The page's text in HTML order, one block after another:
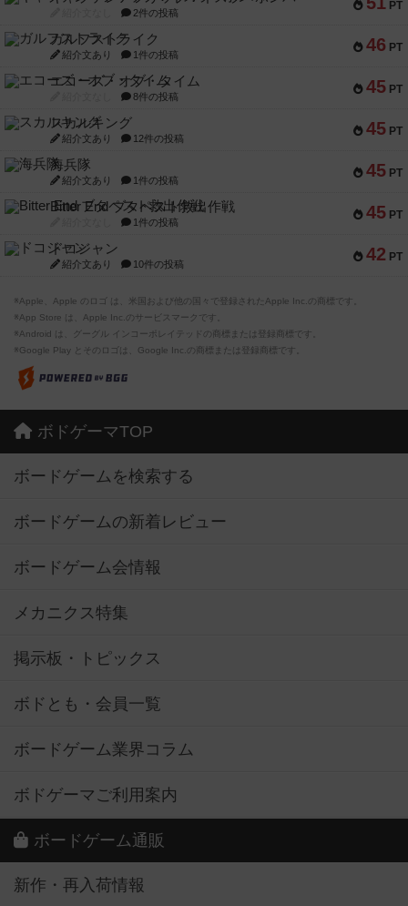
PT
2件の投稿
46 PT
ガルフストライク
紹介文あり 1件の投稿
45 PT
エコーズ・オブ・タイム
8件の投稿
45 PT
スカルキング
紹介文あり 12件の投稿
45 PT
海兵隊
紹介文あり 1件の投稿
45 PT
Bitter End ブタペスト救出作戦
1件の投稿
42 PT
ドコジャン
紹介文あり 10件の投稿
※Apple、Apple のロゴ は、米国および他の国々で登録されたApple Inc.の商標です。
※App Store は、Apple Inc.のサービスマークです。
※Android は、グーグル インコーポレイテッドの商標または登録商標です。
※Google Play とそのロゴは、Google Inc.の商標または登録商標です。
ボドゲーマTOP
ボードゲームを検索する
ボードゲームの新着レビュー
ボードゲーム会情報
メカニクス特集
掲示板・トピックス
ボドとも・会員一覧
ボードゲーム業界コラム
ボドゲーマご利用案内
ボードゲーム通販
新作・再入荷情報